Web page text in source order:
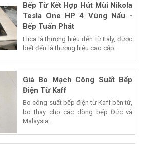
Bếp Từ Kết Hợp Hút Mùi Nikola
Tesla One HP 4 Vùng Nấu -
Bếp Tuấn Phát
Elica là thương hiệu đến từ Italy, được
biết đến là thương hiệu cao cấp...
Giá Bo Mạch Công Suất Bếp
Điện Từ Kaff
Bo công suất bếp điện từ Kaff bên từ,
bo thay cho các dòng bếp Đức và
Malaysia...